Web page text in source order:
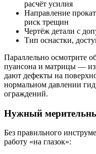
расчёт усилия
Направление
риск трещин
Чертёж детали с
Тип оснастки,
Параллельно осмотрите
пуансона и матрицы —
дают дефекты на
нормальном давлении
ограждений.
Нужный
Без правильного
работу «на глазок»: